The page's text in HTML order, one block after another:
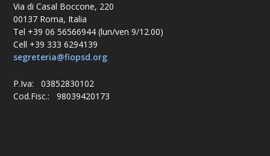
Via di Casal Boccone, 220
00137 Roma, Italia
Tel +39 06 56566944 (lun/ven 9/12.00)
Cell +39 333 6294139
segreteria@fiopsd.org
P.Iva: 03852830102
Cod.Fisc.: 98039420173